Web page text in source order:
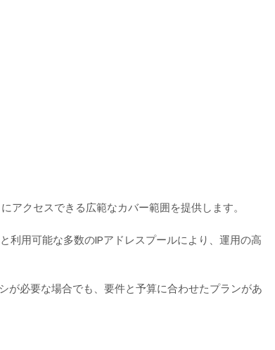
クセスできる広範なカバー範囲を提供します。
利用可能な多数のIPアドレスプールにより、運用の高
が必要な場合でも、要件と予算に合わせたプランがあ